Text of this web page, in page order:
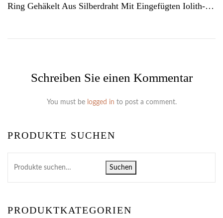
PRODUKTE SUCHEN
Suchen
PRODUKTKATEGORIEN
Ring Gehäkelt Aus Silberdraht Mit Eingefügten Iolith-Steinen
Schreiben Sie einen Kommentar
You must be logged in to post a comment.